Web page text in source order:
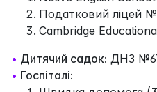
Податковий ліцей
Cambridge
• Дитячий садок: ДНЗ
• Госпіталі: